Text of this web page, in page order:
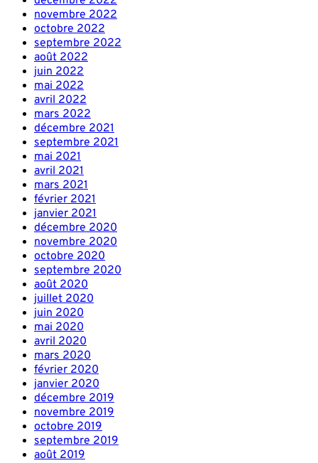
novembre 2022
octobre 2022
septembre 2022
août 2022
juin 2022
mai 2022
avril 2022
mars 2022
décembre 2021
septembre 2021
mai 2021
avril 2021
mars 2021
février 2021
janvier 2021
décembre 2020
novembre 2020
octobre 2020
septembre 2020
août 2020
juillet 2020
juin 2020
mai 2020
avril 2020
mars 2020
février 2020
janvier 2020
décembre 2019
novembre 2019
octobre 2019
septembre 2019
août 2019